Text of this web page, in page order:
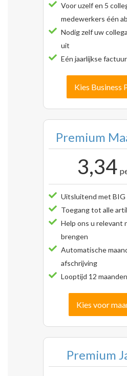
Voor uzelf en 5
medewerkers één
Nodig zelf uw
uit
Eén jaarlijkse factuur
Kies Business
Premium
3,34
Uitsluitend met
Toegang tot alle
Help ons u relevant
brengen
Automatische
afschrijving
Looptijd 12 maanden
Kies voor
Premium